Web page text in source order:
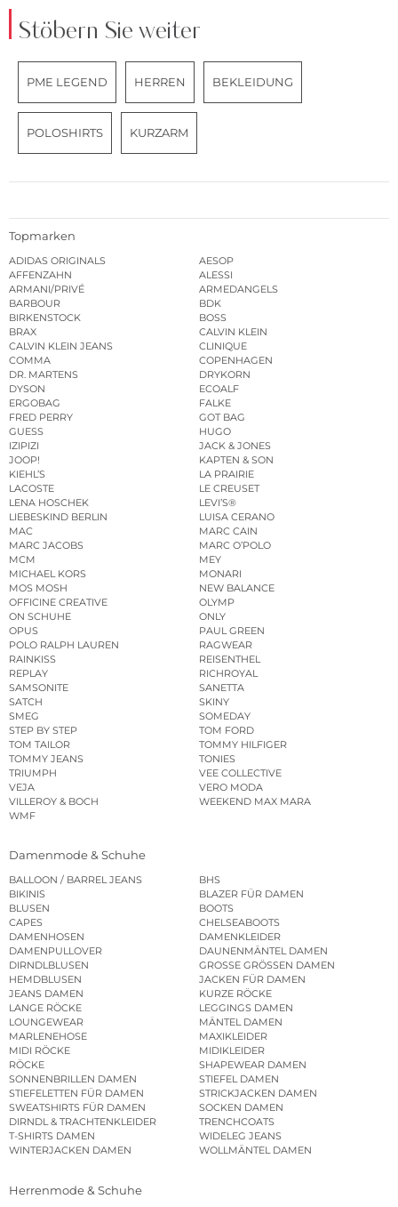
Stöbern Sie weiter
PME LEGEND HERREN BEKLEIDUNG
POLOSHIRTS KURZARM
Topmarken
ADIDAS ORIGINALS
AESOP
AFFENZAHN
ALESSI
ARMANI/PRIVÉ
ARMEDANGELS
BARBOUR
BDK
BIRKENSTOCK
BOSS
BRAX
CALVIN KLEIN
CALVIN KLEIN JEANS
CLINIQUE
COMMA
COPENHAGEN
DR. MARTENS
DRYKORN
DYSON
ECOALF
ERGOBAG
FALKE
FRED PERRY
GOT BAG
GUESS
HUGO
IZIPIZI
JACK & JONES
JOOP!
KAPTEN & SON
KIEHL’S
LA PRAIRIE
LACOSTE
LE CREUSET
LENA HOSCHEK
LEVI’S®
LIEBESKIND BERLIN
LUISA CERANO
MAC
MARC CAIN
MARC JACOBS
MARC O’POLO
MCM
MEY
MICHAEL KORS
MONARI
MOS MOSH
NEW BALANCE
OFFICINE CREATIVE
OLYMP
ON SCHUHE
ONLY
OPUS
PAUL GREEN
POLO RALPH LAUREN
RAGWEAR
RAINKISS
REISENTHEL
REPLAY
RICHROYAL
SAMSONITE
SANETTA
SATCH
SKINY
SMEG
SOMEDAY
STEP BY STEP
TOM FORD
TOM TAILOR
TOMMY HILFIGER
TOMMY JEANS
TONIES
TRIUMPH
VEE COLLECTIVE
VEJA
VERO MODA
VILLEROY & BOCH
WEEKEND MAX MARA
WMF
Damenmode & Schuhe
BALLOON / BARREL JEANS
BHS
BIKINIS
BLAZER FÜR DAMEN
BLUSEN
BOOTS
CAPES
CHELSEABOOTS
DAMENHOSEN
DAMENKLEIDER
DAMENPULLOVER
DAUNENMÄNTEL DAMEN
DIRNDLBLUSEN
GROSSE GRÖSSEN DAMEN
HEMDBLUSEN
JACKEN FÜR DAMEN
JEANS DAMEN
KURZE RÖCKE
LANGE RÖCKE
LEGGINGS DAMEN
LOUNGEWEAR
MÄNTEL DAMEN
MARLENEHOSE
MAXIKLEIDER
MIDI RÖCKE
MIDIKLEIDER
RÖCKE
SHAPEWEAR DAMEN
SONNENBRILLEN DAMEN
STIEFEL DAMEN
STIEFELETTEN FÜR DAMEN
STRICKJACKEN DAMEN
SWEATSHIRTS FÜR DAMEN
SOCKEN DAMEN
DIRNDL & TRACHTENKLEIDER
TRENCHCOATS
T-SHIRTS DAMEN
WIDELEG JEANS
WINTERJACKEN DAMEN
WOLLMÄNTEL DAMEN
Herrenmode & Schuhe